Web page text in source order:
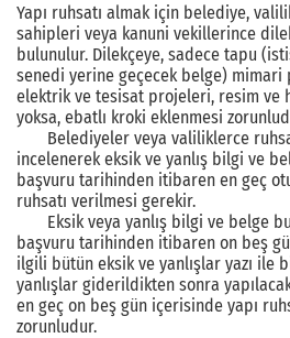
Yapı ruhsatı almak için belediye,
sahipleri veya kanuni vekillerince
bulunulur. Dilekçeye, sadece tapu
senedi yerine geçecek belge)
elektrik ve tesisat projeleri, resim ve
yoksa, ebatlı kroki eklenmesi
Belediyeler veya valiliklerce
incelenerek eksik ve yanlış bilgi ve
başvuru tarihinden itibaren en geç
ruhsatı verilmesi gerekir.
Eksik veya yanlış bilgi ve belge
başvuru tarihinden itibaren on beş
ilgili bütün eksik ve yanlışlar yazı ile
yanlışlar giderildikten sonra
en geç on beş gün içerisinde yapı
zorunludur.